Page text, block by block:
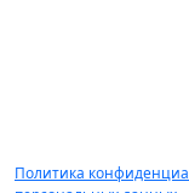
Политика